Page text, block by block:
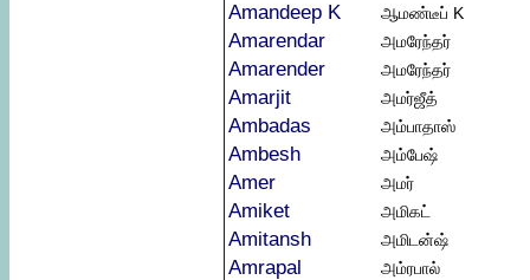
Amandeep K ஆமண்டீப் K
Amarendar அமரேந்தர்
Amarender அமரேந்தர்
Amarjit அமர்ஜீத்
Ambadas அம்பாதாஸ்
Ambesh அம்பேஷ்
Amer அமர்
Amiket அமிகட்
Amitansh அமிடன்ஷ்
Amrapal அம்ரபால்